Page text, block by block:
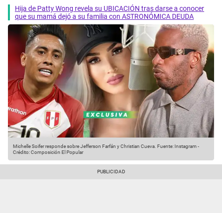
Hija de Patty Wong revela su UBICACIÓN tras darse a conocer
que su mamá dejó a su familia con ASTRONÓMICA DEUDA
Michelle Soifer responde sobre Jefferson Farfán y Christian Cueva. Fuente: Instagram -
Crédito: Composición El Popular